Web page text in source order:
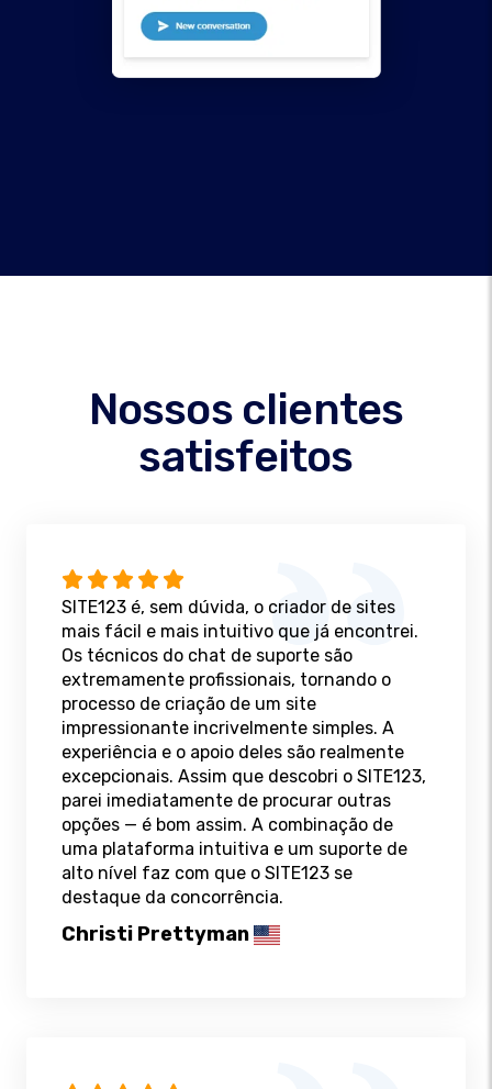
Nossos clientes
satisfeitos
SITE123 é, sem dúvida, o criador de sites
mais fácil e mais intuitivo que já encontrei.
Os técnicos do chat de suporte são
extremamente profissionais, tornando o
processo de criação de um site
impressionante incrivelmente simples. A
experiência e o apoio deles são realmente
excepcionais. Assim que descobri o SITE123,
parei imediatamente de procurar outras
opções — é bom assim. A combinação de
uma plataforma intuitiva e um suporte de
alto nível faz com que o SITE123 se
destaque da concorrência.
Christi Prettyman